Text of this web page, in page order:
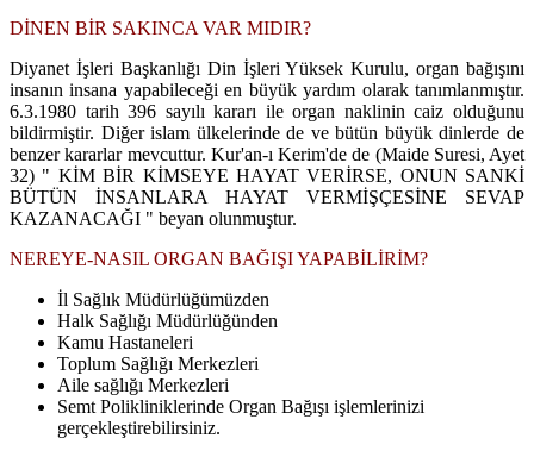
DİNEN BİR SAKINCA VAR MIDIR?
Diyanet İşleri Başkanlığı Din İşleri Yüksek Kurulu, organ bağışını
insanın insana yapabileceği en büyük yardım olarak tanımlanmıştır.
6.3.1980 tarih 396 sayılı kararı ile organ naklinin caiz olduğunu
bildirmiştir. Diğer islam ülkelerinde de ve bütün büyük dinlerde de
benzer kararlar mevcuttur. Kur'an-ı Kerim'de de (Maide Suresi, Ayet
32) " KİM BİR KİMSEYE HAYAT VERİRSE, ONUN SANKİ
BÜTÜN İNSANLARA HAYAT VERMİŞÇESİNE SEVAP
KAZANACAĞI " beyan olunmuştur.
NEREYE-NASIL ORGAN BAĞIŞI YAPABİLİRİM?
İl Sağlık Müdürlüğümüzden
Halk Sağlığı Müdürlüğünden
Kamu Hastaneleri
Toplum Sağlığı Merkezleri
Aile sağlığı Merkezleri
Semt Polikliniklerinde Organ Bağışı işlemlerinizi
gerçekleştirebilirsiniz.